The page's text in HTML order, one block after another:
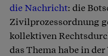
die Nachricht: die
Zivilprozessordnung
kollektiven
das Thema habe in